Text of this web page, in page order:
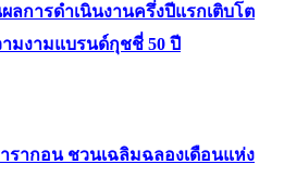
ลการดำเนินงานครึ่งปีแรกเติบโต
มงามแบรนด์กุชชี่ 50 ปี
รากอน ชวนเฉลิมฉลองเดือนแห่ง